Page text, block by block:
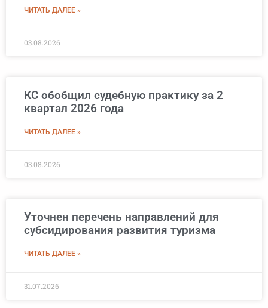
ЧИТАТЬ ДАЛЕЕ »
03.08.2026
КС обобщил судебную практику за 2
квартал 2026 года
ЧИТАТЬ ДАЛЕЕ »
03.08.2026
Уточнен перечень направлений для
субсидирования развития туризма
ЧИТАТЬ ДАЛЕЕ »
31.07.2026